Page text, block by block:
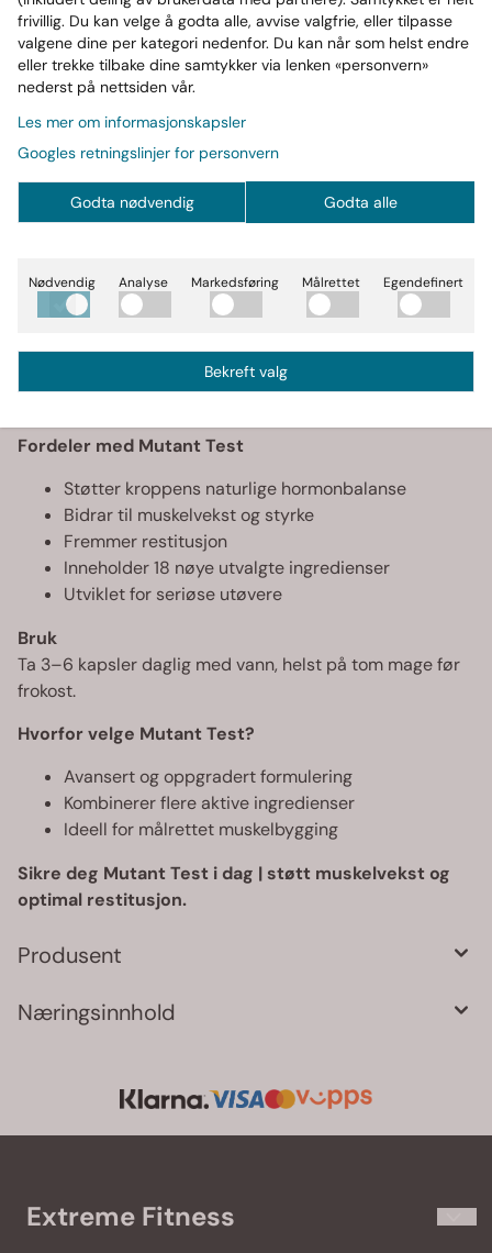
Legg i handlekurv
Frakt fra
69,-
Gode tilbud, stort
utvalg
Informasjon
For mange som trener hardt kan optimal hormonbalanse
være avgjørende for fremgang. Faktorer som stress,
søvn og høy treningsbelastning kan påvirke kroppens
naturlige nivåer. Et målrettet tilskudd kan bidra til å
støtte kroppens egne prosesser knyttet til restitusjon,
Fordeler med Mutant Test
Støtter kroppens naturlige hormonbalanse
Bidrar til muskelvekst og styrke
Fremmer restitusjon
Inneholder 18 nøye utvalgte ingredienser
Utviklet for seriøse utøvere
Bruk
Ta 3–6 kapsler daglig med vann, helst på tom mage før
frokost.
Hvorfor velge Mutant Test?
Avansert og oppgradert formulering
Kombinerer flere aktive ingredienser
Ideell for målrettet muskelbygging
Sikre deg Mutant Test i dag | støtt muskelvekst og
optimal restitusjon.
Produsent
Næringsinnhold
Extreme Fitness
frivillig. Du kan velge å godta alle, avvise valgfrie, eller tilpasse
valgene dine per kategori nedenfor. Du kan når som helst endre
eller trekke tilbake dine samtykker via lenken «personvern»
nederst på nettsiden vår.
Les mer om informasjonskapsler
Googles retningslinjer for personvern
Godta nødvendig Godta alle
Nødvendig Analyse Markedsføring Målrettet Egendefinert
Bekreft valg